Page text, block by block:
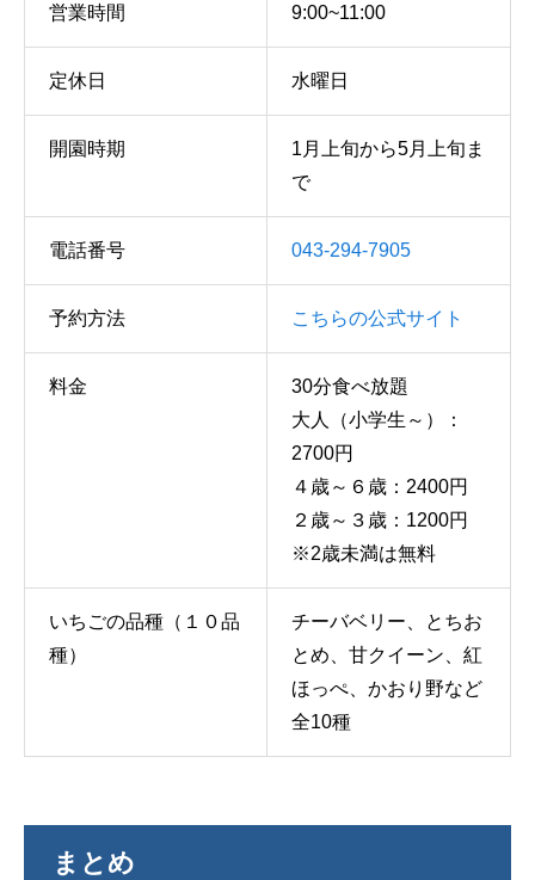
営業時間 9:00~11:00
定休日 水曜日
開園時期
1月上旬から5月上旬ま
で
電話番号 043-294-7905
予約方法 こちらの公式サイ ト
料金
30分食べ放題
大人（小学生～）：
2700円
４歳～６歳：2400円
２歳～３歳：1200円
※2歳未満は無料
いちごの品種（１０品
種）
チーバベリー、とちお
とめ、甘クイーン、紅
ほっぺ、かおり野など
全10種
まとめ